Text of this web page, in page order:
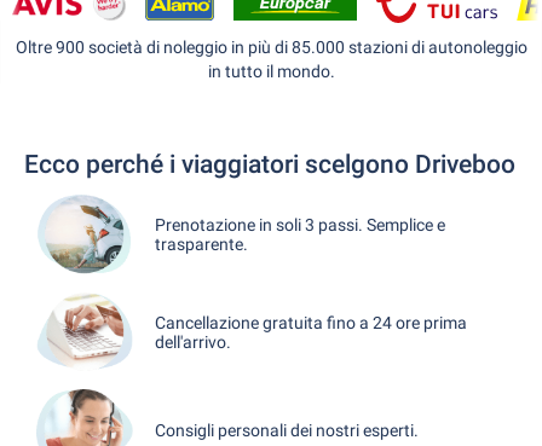
Oltre 900 società di noleggio in più di 85.000 stazioni di autonoleggio
in tutto il mondo.
Ecco perché i viaggiatori scelgono Driveboo
Prenotazione in soli 3 passi. Semplice e
trasparente.
Cancellazione gratuita fino a 24 ore prima
dell'arrivo.
Consigli personali dei nostri esperti.